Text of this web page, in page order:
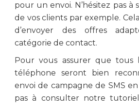
pour un envoi. N’hésitez pas à
de vos clients par exemple.
d’envoyer des offres
catégorie de contact.
Pour vous assurer que tous
téléphone seront bien
envoi de campagne de SMS en
pas à consulter notre